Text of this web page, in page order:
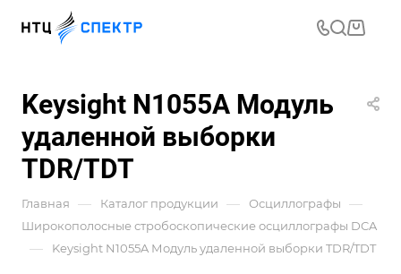
Keysight N1055A Модуль
удаленной выборки
TDR/TDT
Главная — Каталог продукции — Осциллографы —
Широкополосные стробоскопические осциллографы DCA
— Keysight N1055A Модуль удаленной выборки TDR/TDT